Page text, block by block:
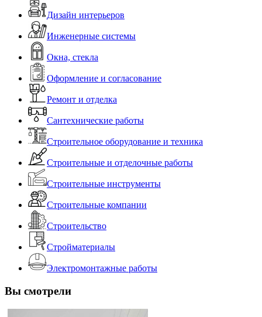
Дизайн интерьеров
Инженерные системы
Окна, стекла
Оформление и согласование
Ремонт и отделка
Сантехнические работы
Строительное оборудование и техника
Строительные и отделочные работы
Строительные инструменты
Строительные компании
Строительство
Стройматериалы
Электромонтажные работы
Вы смотрели